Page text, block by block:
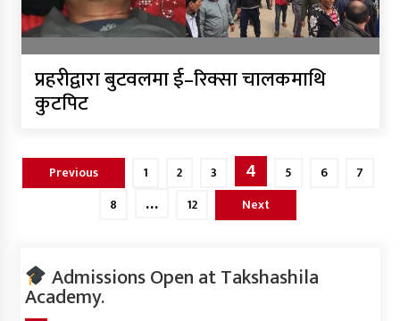
प्रहरीद्वारा बुटवलमा ई–रिक्सा चालकमाथि
कुटपिट
Posts
pagination
Previous 1 2 3 4 5 6
7
8
… 12 Next
Admissions Open at Takshashila
Academy.